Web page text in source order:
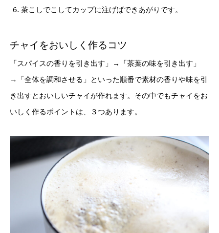
茶こしでこしてカップに注げばできあがりです。
チャイをおいしく作るコツ
「スパイスの香りを引き出す」→「茶葉の味を引き出す」
→「全体を調和させる」といった順番で素材の香りや味を引
き出すとおいしいチャイが作れます。その中でもチャイをお
いしく作るポイントは、３つあります。